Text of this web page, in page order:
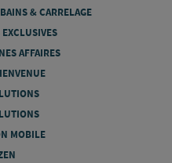
& CARRELAGE
AFFAIRES
MOBILE